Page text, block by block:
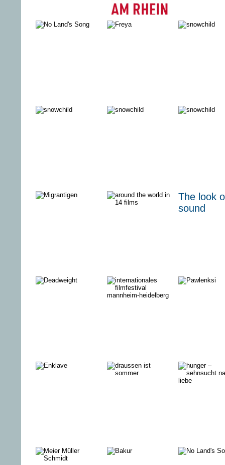
Internationales
Filmfestival
FESTIVAL
DES
DIE
Wie starb
Benno
CODE of
SURVIVAL
30 Jahre
BLUE
MOUNTAIN
ALL ROADS
LEAD TO
RICK &
MORTY -
Staffel 2
DAS UNHEIL
South East
European Film
Festival
The look
sound
DER
SWIMMINGPOOL
Internationales
Filmfestival
Kings of
Kallstadt
ENKLAVE
DER WILLE
VERSETZT
DA DOG
SHOW